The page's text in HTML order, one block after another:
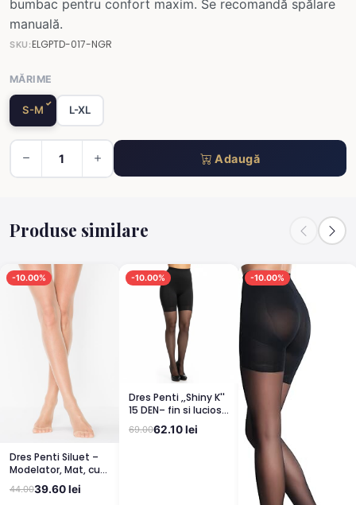
bumbac pentru confort maxim. Se recomandă spălare
manuală.
SKU:ELGPTD-017-NGR
MĂRIME
S-M L-XL
Adaugă
Produse similare
-10.00%
Dres Penti Siluet –
Modelator, Mat, cu
Corset, Light Nude
44.0039.60 lei
-10.00%
Dres Penti ,,Shiny K''
15 DEN– fin si lucios,
clin din bumbac,
bronz
69.0062.10 lei
-10.00%